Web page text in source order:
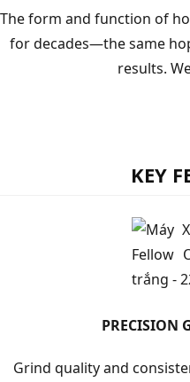
The form and function of
for decades—the same
results.
KEY
PRECISION
Grind quality and